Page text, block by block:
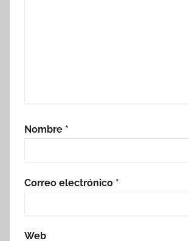
Nombre *
Correo electrónico *
Web